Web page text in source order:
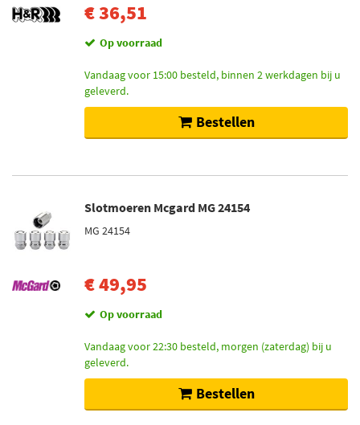
€ 36,51
Op voorraad
Vandaag voor 15:00 besteld, binnen 2 werkdagen bij u
geleverd.
Bestellen
Slotmoeren Mcgard MG 24154
MG 24154
€ 49,95
Op voorraad
Vandaag voor 22:30 besteld, morgen (zaterdag) bij u
geleverd.
Bestellen